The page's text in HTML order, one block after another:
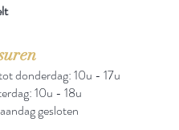
donderdag: 10u - 17u
10u - 18u
gesloten